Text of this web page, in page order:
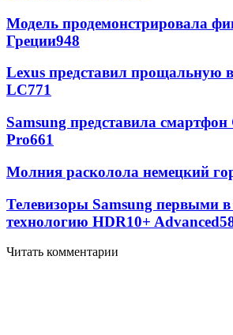
Модель продемонстрировала
Греции948
Lexus представил прощальную
LC771
Samsung представила
Pro661
Молния расколола немецкий
Телевизоры Samsung первыми
технологию HDR10+ Advanced
Читать комментарии